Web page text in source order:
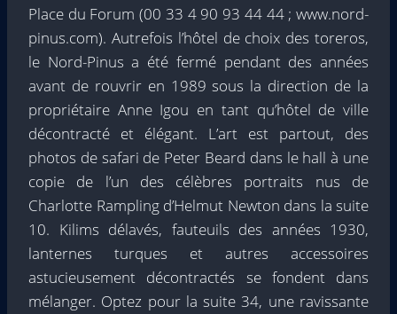
Place du Forum (00 33 4 90 93 44 44 ; www.nord-
pinus.com). Autrefois l’hôtel de choix des toreros,
le Nord-Pinus a été fermé pendant des années
avant de rouvrir en 1989 sous la direction de la
propriétaire Anne Igou en tant qu’hôtel de ville
décontracté et élégant. L’art est partout, des
photos de safari de Peter Beard dans le hall à une
copie de l’un des célèbres portraits nus de
Charlotte Rampling d’Helmut Newton dans la suite
10. Kilims délavés, fauteuils des années 1930,
lanternes turques et autres accessoires
astucieusement décontractés se fondent dans
mélanger. Optez pour la suite 34, une ravissante